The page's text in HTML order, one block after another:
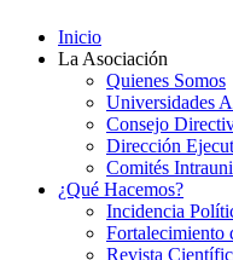
Inicio
La Asociación
Quienes Somos
Universidades
Consejo
Dirección
Comités
¿Qué Hacemos?
Incidencia
Fortalecimiento
Revista